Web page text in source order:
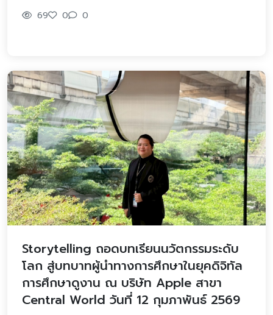
69 0 0
Storytelling ถอดบทเรียนนวัตกรรมระดับ
โลก สู่บทบาทผู้นำทางการศึกษาในยุคดิจิทัล
การศึกษาดูงาน ณ บริษัท Apple สาขา
Central World วันที่ 12 กุมภาพันธ์ 2569